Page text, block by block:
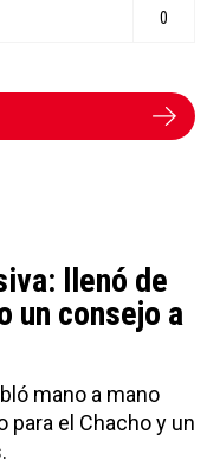
llenó de
un consejo a
mano a mano
para el Chacho y un